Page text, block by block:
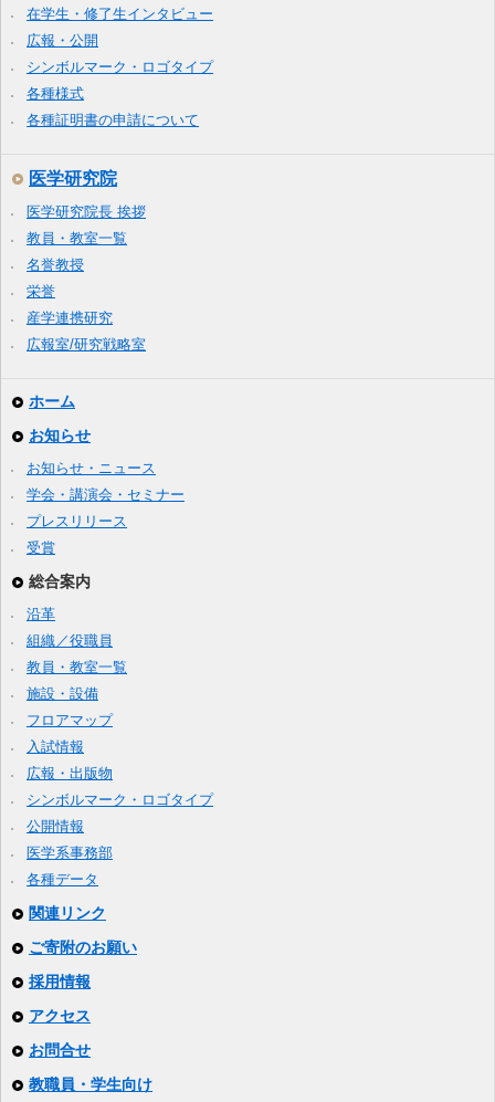
在学生・修了生インタビュー
広報・公開
シンボルマーク・ロゴタイプ
各種様式
各種証明書の申請について
医学研究院
医学研究院長 挨拶
教員・教室一覧
名誉教授
栄誉
産学連携研究
広報室/研究戦略室
ホーム
お知らせ
お知らせ・ニュース
学会・講演会・セミナー
プレスリリース
受賞
総合案内
沿革
組織／役職員
教員・教室一覧
施設・設備
フロアマップ
入試情報
広報・出版物
シンボルマーク・ロゴタイプ
公開情報
医学系事務部
各種データ
関連リンク
ご寄附のお願い
採用情報
アクセス
お問合せ
教職員・学生向け